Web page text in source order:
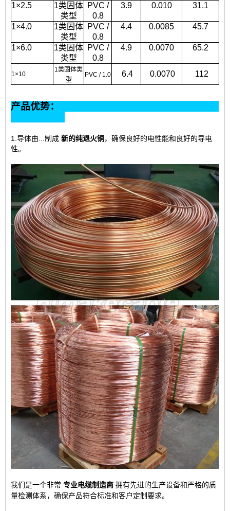
1×2.5
1类固体
类型
PVC /
0.8
3.9 0.010 31.1
1×4.0
1类固体
类型
PVC /
0.8
4.4 0.0085 45.7
1×6.0
1类固体
类型
PVC /
0.8
4.9 0.0070 65.2
1×10
1类固体类
型
PVC / 1.0 6.4 0.0070 112
产品优势：
1.导体由...制成 新的纯退火铜，确保良好的电性能和良好的导电
性。
我们是一个非常 专业电缆制造商 拥有先进的生产设备和严格的质
量检测体系，确保产品符合标准和客户定制要求。